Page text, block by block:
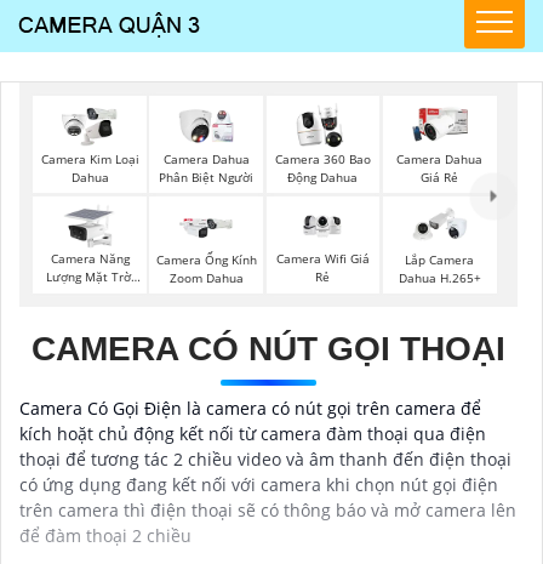
Camera Kim Loại
Dahua
Camera Dahua
Phân Biệt Người
Camera 360 Bao
Động Dahua
Camera Dahua
Giá Rẻ
Camera Năng
Lượng Mặt Trời
Camera Ống Kính
Zoom Dahua
Camera Wifi Giá
Rẻ
Lắp Camera
Dahua H.265+
CAMERA CÓ NÚT GỌI THOẠI
Camera Có Gọi Điện là camera có nút gọi trên camera để
kích hoặt chủ động kết nối từ camera đàm thoại qua điện
thoại để tương tác 2 chiều video và âm thanh đến điện thoại
có ứng dụng đang kết nối với camera khi chọn nút gọi điện
trên camera thì điện thoại sẽ có thông báo và mở camera lên
để đàm thoại 2 chiều